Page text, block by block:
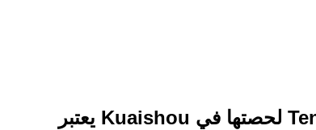
لحصتها في Kuaishou يعتبر